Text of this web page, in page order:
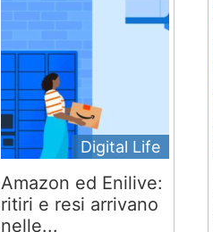
Digital Life
Amazon ed Enilive:
ritiri e resi arrivano
nelle...